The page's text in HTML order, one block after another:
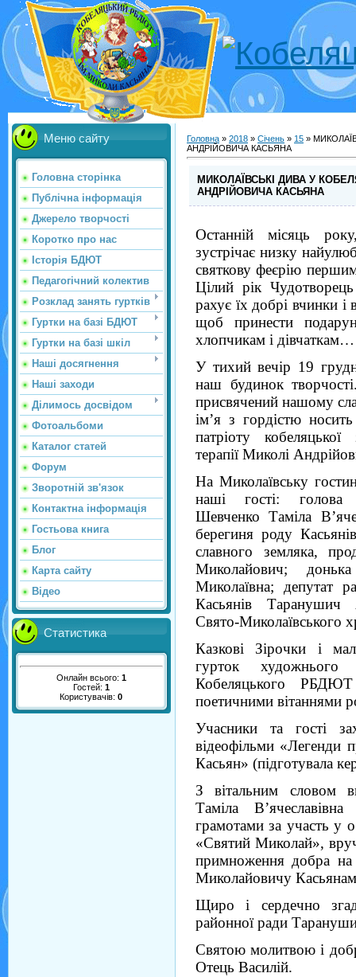
Меню сайту
Головна сторінка
Публічна інформація
Джерело творчості
Коротко про нас
Історія БДЮТ
Педагогічний колектив
Розклад занять гуртків
Гуртки на базі БДЮТ
Гуртки на базі шкіл
Наші досягнення
Наші заходи
Ділимось досвідом
Фотоальбоми
Каталог статей
Форум
Зворотній зв'язок
Контактна інформація
Гостьова книга
Блог
Карта сайту
Відео
Статистика
Онлайн всього: 1
Гостей: 1
Користувачів:0
Головна » 2018 » Січень » 15 »
АНДРІЙОВИЧА КАСЬЯНА
МИКОЛАЇВСЬКІ ДИВА У
АНДРІЙОВИЧА КАСЬЯНА
Останній місяць
зустрічає низку
святкову феєрію
Цілий рік
рахує їх добрі вчинки і
щоб принести
хлопчикам і дівчаткам…
У тихий вечір 19
наш будинок
присвячений нашому
ім’я з гордістю
патріоту
терапії Миколі
На Миколаївську
наші гості: голова
Шевченко Таміла
берегиня роду
славного земляка,
Миколайович;
Миколаївна; депутат
Касьянів Таранушич
Свято-Миколаївського
Казкові Зірочки і
гурток
Кобеляцького
поетичними вітаннями
Учасники та гості
відеофільми «Легенди
Касьян» (підготувала
З вітальним словом
Таміла
грамотами за участь у
«Святий Миколай»,
примноження добра на
Миколайовичу
Щиро і сердечно
районної ради
Святою молитвою і
Отець Василій.